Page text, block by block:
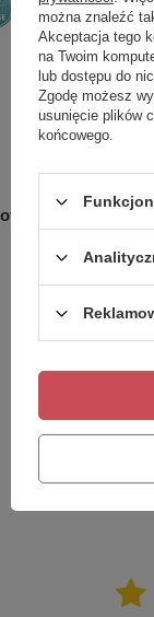
Close
,
najciekawsze
dla innych.
można znaleźć
Akceptacja tego
na Twoim
lub dostępu do
Zgodę możesz
usunięcie plików
końcowego.